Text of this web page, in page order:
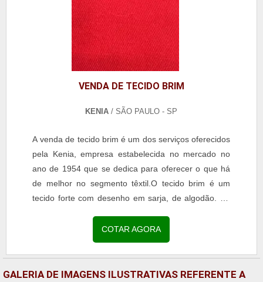
VENDA DE TECIDO BRIM
KENIA / SÃO PAULO - SP
A venda de tecido brim é um dos serviços oferecidos
pela Kenia, empresa estabelecida no mercado no
ano de 1954 que se dedica para oferecer o que há
de melhor no segmento têxtil.O tecido brim é um
tecido forte com desenho em sarja, de algodão. Se
COTAR AGORA
GALERIA DE IMAGENS ILUSTRATIVAS REFERENTE A